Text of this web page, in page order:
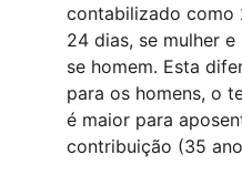
contabilizado como
24 dias, se mulher
se homem. Esta
para os homens, o
é maior para
contribuição (35